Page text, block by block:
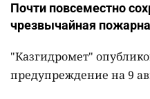
Почти повсеместно
чрезвычайная
"Казгидромет"
предупреждение на 9